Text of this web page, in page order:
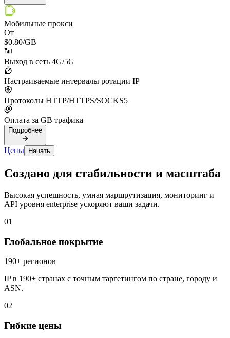
Мобильные прокси
От
$0.80/GB
Выход в сеть 4G/5G
Настраиваемые интервалы ротации IP
Протоколы HTTP/HTTPS/SOCKS5
Оплата за GB трафика
Подробнее
Цены Начать
Создано для стабильности и масштаба
Высокая успешность, умная маршрутизация, мониторинг и
API уровня enterprise ускоряют ваши задачи.
01
Глобальное покрытие
190+ регионов
IP в 190+ странах с точным таргетингом по стране, городу и
ASN.
02
Гибкие цены